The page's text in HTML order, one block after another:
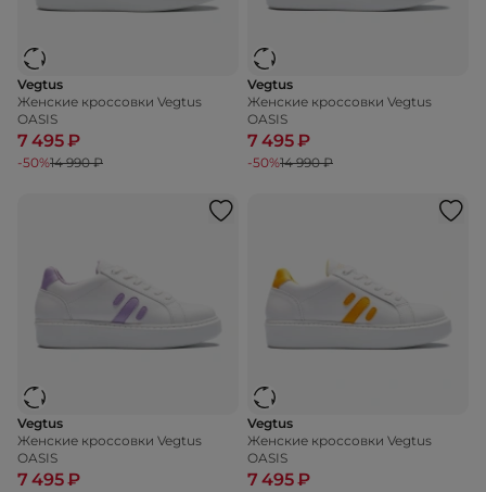
Vegtus
Женские кроссовки Vegtus
OASIS
7 495 ₽
-50%14 990 ₽
Vegtus
Женские кроссовки Vegtus
OASIS
7 495 ₽
-50%14 990 ₽
Vegtus
Женские кроссовки Vegtus
OASIS
7 495 ₽
Vegtus
Женские кроссовки Vegtus
OASIS
7 495 ₽